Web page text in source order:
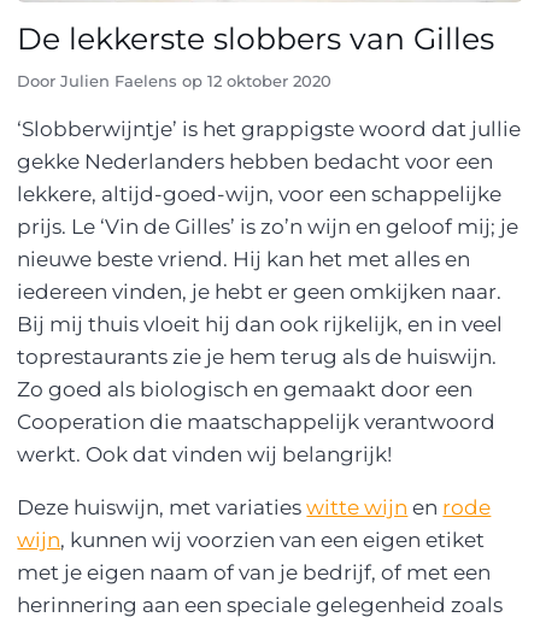
De lekkerste slobbers van Gilles
Door Julien Faelens op 12 oktober 2020
‘Slobberwijntje’ is het grappigste woord dat jullie
gekke Nederlanders hebben bedacht voor een
lekkere, altijd-goed-wijn, voor een schappelijke
prijs. Le ‘Vin de Gilles’ is zo’n wijn en geloof mij; je
nieuwe beste vriend. Hij kan het met alles en
iedereen vinden, je hebt er geen omkijken naar.
Bij mij thuis vloeit hij dan ook rijkelijk, en in veel
toprestaurants zie je hem terug als de huiswijn.
Zo goed als biologisch en gemaakt door een
Cooperation die maatschappelijk verantwoord
werkt. Ook dat vinden wij belangrijk!
Deze huiswijn, met variatieswitte wijn en rode
wijn, kunnen wij voorzien van een eigen etiket
met je eigen naam of van je bedrijf, of met een
herinnering aan een speciale gelegenheid zoals